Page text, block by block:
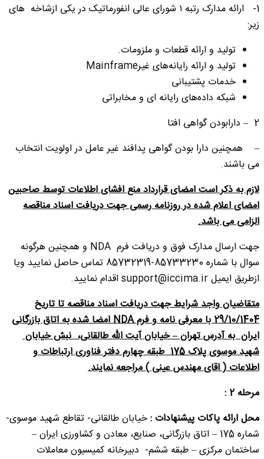
1-
ارائه مدارک رتبه ۱ شورای عالی انفورماتیک در یکی ازشاخه های
زیر:
تولید و ارائه قطعات و ملزومات.
تولید و ارائه رایانه‌های غیرMainframe
خدمات پشتیبانی
شبکه داده‌های رایانه ای و مخابراتی
2 – دارابودن گواهی افتا
– همچنین دارا بودن گواهی پدافند غیر عامل در اولویت انتخاب
می باشند.
لازم به ذکر است امضای قرارداد منع افشای اطلاعات توسط صاحبین
امضای اعلام شده در روزنامه رسمی جهت دریافت اسناد مناقصه
الزامی می باشد.
جهت ارسال مدارک فوق و دریافت فرم NDA و همچنین هرگونه
سوال با شماره 85733230-85732319 تماس حاصل نمایید ویا
ازطریق ایمیل support@iccima.ir اقدام نمایید.
متقاضیان واجد شرایط جهت دریافت اسناد مناقصه تا تاریخ
29/10/1404 با معرفی نامه و فرم
NDAامضا شده به اتاق بازرگانی
ایران به آدرس تهران–خیابان آیت الله طالقانی، نبش خیابان
شهید موسوی پلاک 175 طبقه چهارم دفتر فناوری ارتباطات و
اطلاعات ( اقای مهندس عینی ) مراجعه نمایند.
مرحله 2 :
محل ارائه پاکات پیشنهادات :خیابان طالقانی- تقاطع شهید موسوی-
شماره 175 – اتاق بازرگانی، صنایع، معادن و کشاورزی ایران –
ساختمان مرکزی – طبقه ششم- دبیرخانه کمیسیون معاملات